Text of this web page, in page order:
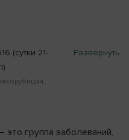
(сутки 21-
группа заболеваний,